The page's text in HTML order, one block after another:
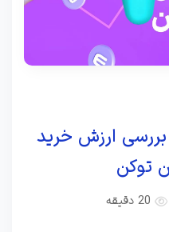
ارزش خرید
توکن
20 دقیقه